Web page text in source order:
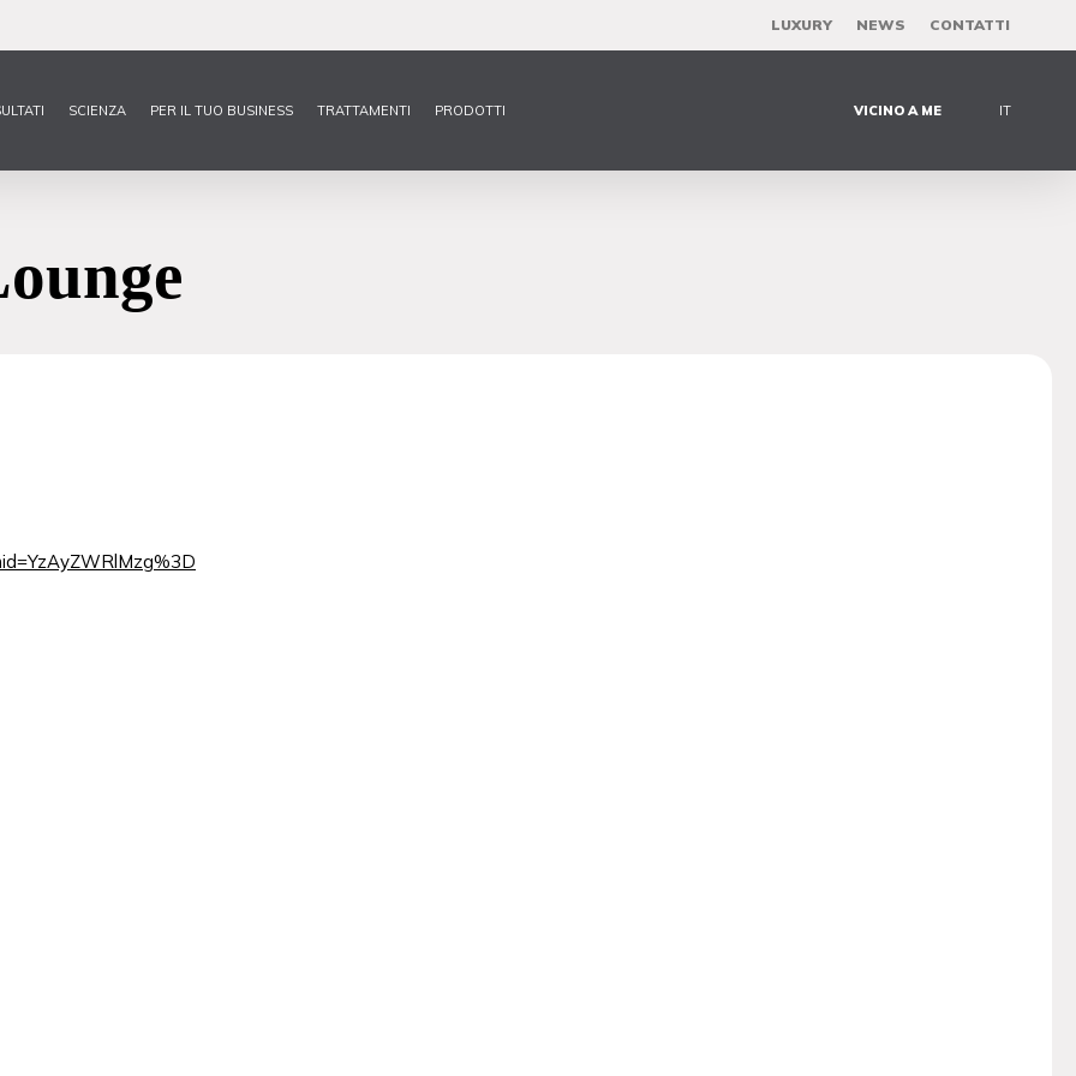
LUXURY NEWS CONTATTI
SCIENZA PER IL TUO BUSINESS TRATTAMENTI PRODOTTI VICINO A ME IT